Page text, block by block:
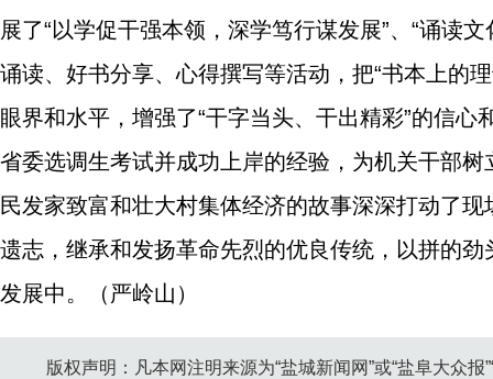
展了“以学促干强本领，深学笃行谋发展”、“诵读
诵读、好书分享、心得撰写等活动，把“书本上的
眼界和水平，增强了“干字当头、干出精彩”的信
省委选调生考试并成功上岸的经验，为机关干部
民发家致富和壮大村集体经济的故事深深打动了
遗志，继承和发扬革命先烈的优良传统，以拼的
发展中。（严岭山）
版权声明：凡本网注明来源为“盐城新闻网”或“盐阜大众